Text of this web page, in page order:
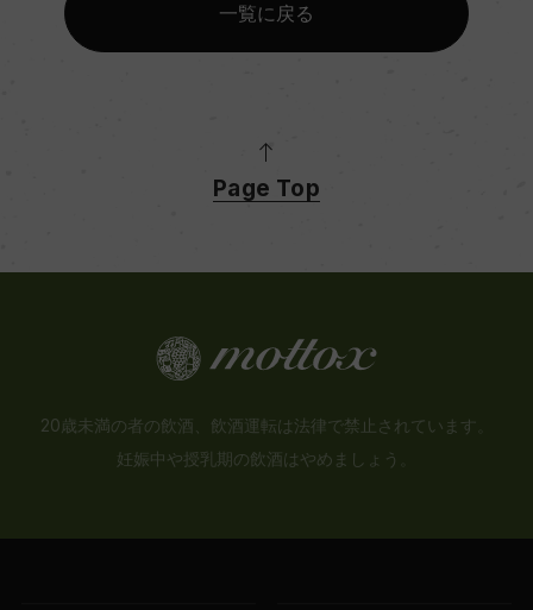
一覧に戻る
Page Top
20歳未満の者の飲酒、飲酒運転は法律で禁止されています。
妊娠中や授乳期の飲酒はやめましょう。